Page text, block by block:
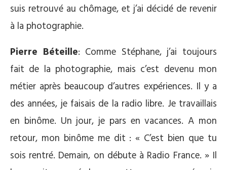
suis retrouvé au chômage, et j’ai décidé de revenir
à la photographie.
Pierre Béteille: Comme Stéphane, j’ai toujours
fait de la photographie, mais c’est devenu mon
métier après beaucoup d’autres expériences. Il y a
des années, je faisais de la radio libre. Je travaillais
en binôme. Un jour, je pars en vacances. A mon
retour, mon binôme me dit : « C’est bien que tu
sois rentré. Demain, on débute à Radio France. » Il